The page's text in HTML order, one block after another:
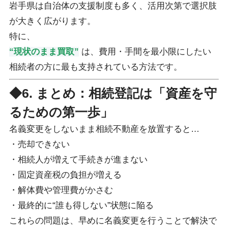
岩手県は自治体の支援制度も多く、活用次第で選択肢
が大きく広がります。
特に、
“現状のまま買取” は、費用・手間を最小限にしたい
相続者の方に最も支持されている方法です。
◆6. まとめ：相続登記は「資産を守
るための第一歩」
名義変更をしないまま相続不動産を放置すると…
・売却できない
・相続人が増えて手続きが進まない
・固定資産税の負担が増える
・解体費や管理費がかさむ
・最終的に“誰も得しない”状態に陥る
これらの問題は、早めに名義変更を行うことで解決で